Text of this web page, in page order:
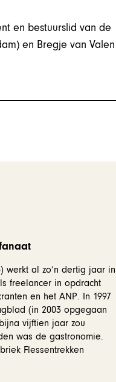
en bestuurslid van de
en Bregje van Valen
werkt al zo’n dertig jaar in
freelancer in opdracht
en het ANP. In 1997
(in 2003 opgegaan
vijftien jaar zou
was de gastronomie.
Flessentrekken